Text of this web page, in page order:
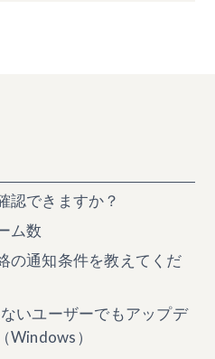
認できますか？
ム数
の通知条件を教えてくだ
いユーザーでもアップデ
Windows）